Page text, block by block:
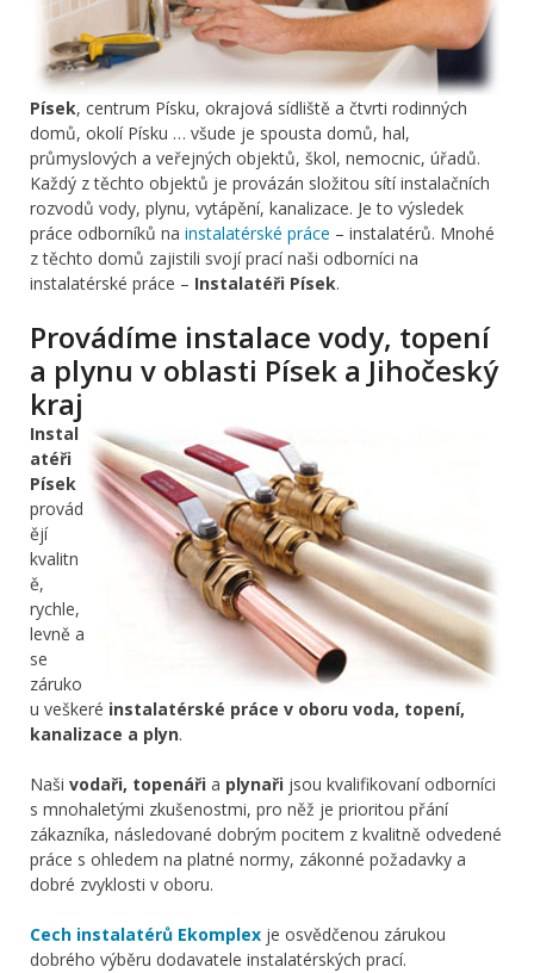
Písek, centrum Písku, okrajová sídliště a čtvrti rodinných
domů, okolí Písku … všude je spousta domů, hal,
průmyslových a veřejných objektů, škol, nemocnic, úřadů.
Každý z těchto objektů je provázán složitou sítí instalačních
rozvodů vody, plynu, vytápění, kanalizace. Je to výsledek
práce odborníků na instalatérské práce – instalatérů. Mnohé
z těchto domů zajistili svojí prací naši odborníci na
instalatérské práce – Instalatéři Písek.
Provádíme instalace vody, topení
a plynu v oblasti Písek a Jihočeský
kraj
Instal
atéři
Písek
provád
ějí
kvalitn
ě,
rychle,
levně a
se
záruko
u veškeré instalatérské práce v oboru voda, topení,
kanalizace a plyn.
Naši vodaři, topenáři a plynaři jsou kvalifikovaní odborníci
s mnohaletými zkušenostmi, pro něž je prioritou přání
zákazníka, následované dobrým pocitem z kvalitně odvedené
práce s ohledem na platné normy, zákonné požadavky a
dobré zvyklosti v oboru.
Cech instalatérů Ekomplex je osvědčenou zárukou
dobrého výběru dodavatele instalatérských prací.